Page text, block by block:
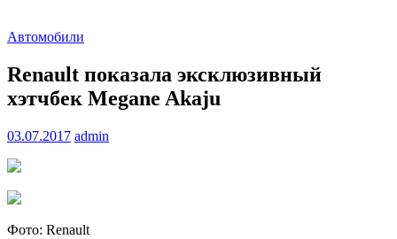
Автомобили
Renault показала эксклюзивный
хэтчбек Megane Akaju
03.07.2017 admin
Фото: Renault